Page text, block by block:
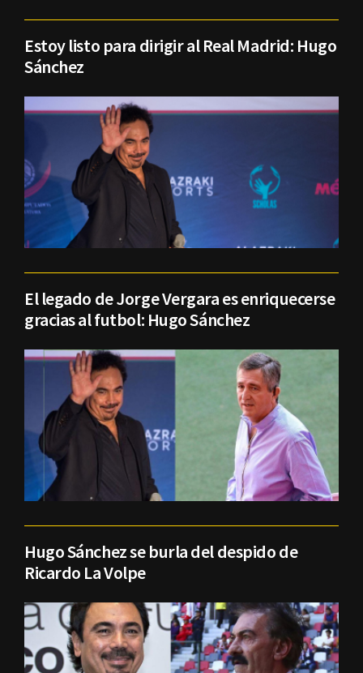
Estoy listo para dirigir al Real Madrid: Hugo
Sánchez
El legado de Jorge Vergara es enriquecerse
gracias al futbol: Hugo Sánchez
Hugo Sánchez se burla del despido de
Ricardo La Volpe